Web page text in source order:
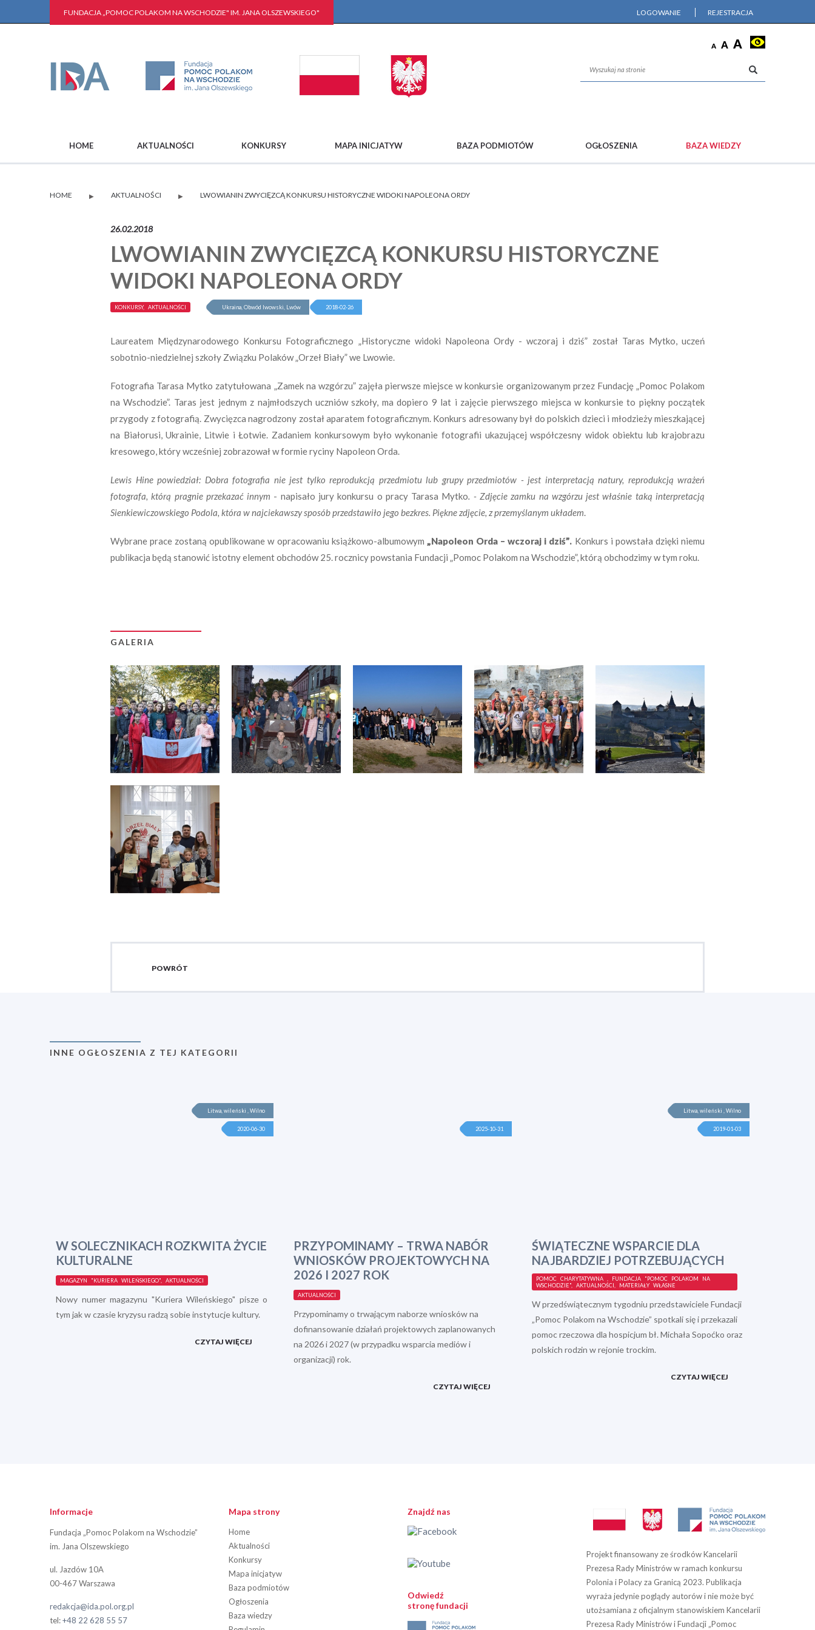
FUNDACJA „POMOC POLAKOM NA WSCHODZIE" IM. JANA OLSZEWSKIEGO" LOGOWANIE REJESTRACJA
HOME AKTUALNOŚCI KONKURSY MAPA INICJATYW BAZA PODMIOTÓW OGŁOSZENIA BAZA WIEDZY
HOME ▶ AKTUALNOŚCI ▶ LWOWIANIN ZWYCIĘZCĄ KONKURSU HISTORYCZNE WIDOKI NAPOLEONA ORDY
26.02.2018
LWOWIANIN ZWYCIĘZCĄ KONKURSU HISTORYCZNE
WIDOKI NAPOLEONA ORDY
KONKURSY, AKTUALNOŚCI Ukraina, Obwód lwowski, Lwów 2018-02-26
Laureatem Międzynarodowego Konkursu Fotograficznego „Historyczne widoki Napoleona Ordy - wczoraj i dziś” został Taras Mytko, uczeń
sobotnio-niedzielnej szkoły Związku Polaków „Orzeł Biały” we Lwowie.
Fotografia Tarasa Mytko zatytułowana „Zamek na wzgórzu” zajęła pierwsze miejsce w konkursie organizowanym przez Fundację „Pomoc Polakom
na Wschodzie”. Taras jest jednym z najmłodszych uczniów szkoły, ma dopiero 9 lat i zajęcie pierwszego miejsca w konkursie to piękny początek
przygody z fotografią. Zwycięzca nagrodzony został aparatem fotograficznym. Konkurs adresowany był do polskich dzieci i młodzieży mieszkającej
na Białorusi, Ukrainie, Litwie i Łotwie. Zadaniem konkursowym było wykonanie fotografii ukazującej współczesny widok obiektu lub krajobrazu
kresowego, który wcześniej zobrazował w formie ryciny Napoleon Orda.
Lewis Hine powiedział: Dobra fotografia nie jest tylko reprodukcją przedmiotu lub grupy przedmiotów - jest interpretacją natury, reprodukcją wrażeń
fotografa, którą pragnie przekazać innym - napisało jury konkursu o pracy Tarasa Mytko. - Zdjęcie zamku na wzgórzu jest właśnie taką interpretacją
Sienkiewiczowskiego Podola, która w najciekawszy sposób przedstawiło jego bezkres. Piękne zdjęcie, z przemyślanym układem.
Wybrane prace zostaną opublikowane w opracowaniu książkowo-albumowym „Napoleon Orda – wczoraj i dziś”. Konkurs i powstała dzięki niemu
publikacja będą stanowić istotny element obchodów 25. rocznicy powstania Fundacji „Pomoc Polakom na Wschodzie”, którą obchodzimy w tym roku.
GALERIA
POWRÓT
INNE OGŁOSZENIA Z TEJ KATEGORII
Litwa, wileński , Wilno
2020-06-30
W SOLECZNIKACH ROZKWITA ŻYCIE
KULTURALNE
MAGAZYN "KURIERA WILEŃSKIEGO", AKTUALNOŚCI
Nowy numer magazynu "Kuriera Wileńskiego" pisze o
tym jak w czasie kryzysu radzą sobie instytucje kultury.
CZYTAJ WIĘCEJ
2025-10-31
PRZYPOMINAMY – TRWA NABÓR
WNIOSKÓW PROJEKTOWYCH NA
2026 I 2027 ROK
AKTUALNOŚCI
Przypominamy o trwającym naborze wniosków na
dofinansowanie działań projektowych zaplanowanych
na 2026 i 2027 (w przypadku wsparcia mediów i
organizacji) rok.
CZYTAJ WIĘCEJ
Litwa, wileński , Wilno
2019-01-03
ŚWIĄTECZNE WSPARCIE DLA
NAJBARDZIEJ POTRZEBUJĄCYCH
POMOC CHARYTATYWNA , FUNDACJA "POMOC POLAKOM NA
WSCHODZIE", AKTUALNOŚCI, MATERIAŁY WŁASNE
W przedświątecznym tygodniu przedstawiciele Fundacji
„Pomoc Polakom na Wschodzie” spotkali się i przekazali
pomoc rzeczowa dla hospicjum bł. Michała Sopoćko oraz
polskich rodzin w rejonie trockim.
CZYTAJ WIĘCEJ
Informacje
Fundacja „Pomoc Polakom na Wschodzie”
im. Jana Olszewskiego
ul. Jazdów 10A
00-467 Warszawa
redakcja@ida.pol.org.pl
tel:+48 22 628 55 57
Mapa strony
Home
Aktualności
Konkursy
Mapa inicjatyw
Baza podmiotów
Ogłoszenia
Baza wiedzy
Znajdź nas
Odwiedź
stronę fundacji
Projekt finansowany ze środków Kancelarii
Prezesa Rady Ministrów w ramach konkursu
Polonia i Polacy za Granicą 2023. Publikacja
wyraża jedynie poglądy autorów i nie może być
utożsamiana z oficjalnym stanowiskiem Kancelarii
Prezesa Rady Ministrów i Fundacji „Pomoc